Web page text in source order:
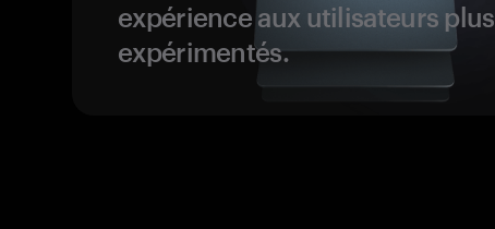
expérience aux utilisateurs plus
expérimentés.